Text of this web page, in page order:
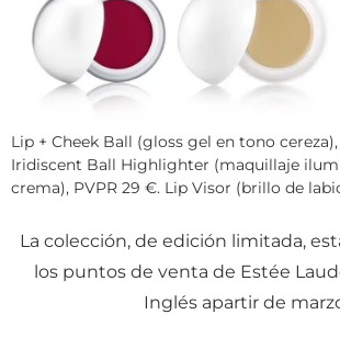
Lip + Cheek Ball (gloss gel en tono
Iridiscent Ball Highlighter (maquillaje
crema), PVPR 29 €. Lip Visor (brillo de
La colección, de edición limitada,
los puntos de venta de Estée
Inglés apartir de